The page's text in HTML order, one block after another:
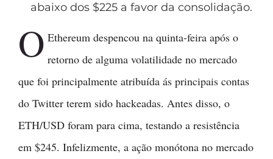
abaixo dos $225 a favor da consolidação.
O Ethereum despencou na quinta-feira após o
retorno de alguma volatilidade no mercado
que foi principalmente atribuída ás principais contas
do Twitter terem sido hackeadas. Antes disso, o
ETH/USD foram para cima, testando a resistência
em $245. Infelizmente, a ação monótona no mercado